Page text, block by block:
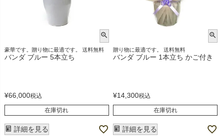
豪華です。贈り物に最適です。 送料無料
バンダ ブルー 5本立ち
¥66,000税込
在庫切れ
詳細を見る
贈り物に最適です。 送料無料
バンダ ブルー 1本立ち かご付き
¥14,300税込
在庫切れ
詳細を見る